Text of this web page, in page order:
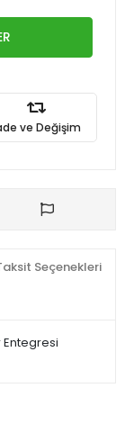
ve Değişim
Seçenekleri